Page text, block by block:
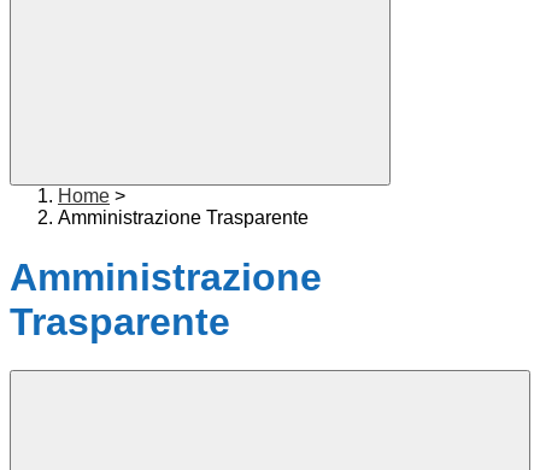
Home >
Amministrazione Trasparente
Amministrazione
Trasparente